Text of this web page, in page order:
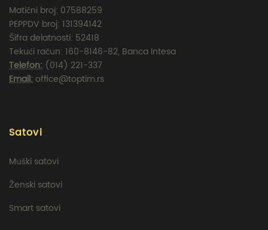
Matični broj: 07588259
PEPPDV broj: 131394142
Šifra delatnosti: 52418
Tekući račun: 160-8146-82, Banca Intesa
Telefon: (014) 221-337
Email:office@toptim.rs
Satovi
Muški satovi
Ženski satovi
Smart satovi